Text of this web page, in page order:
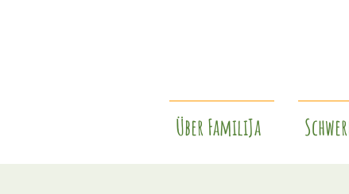
Über FamiliJa